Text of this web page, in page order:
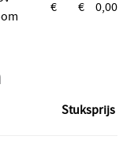
€ € 0,00
Stuksprijs